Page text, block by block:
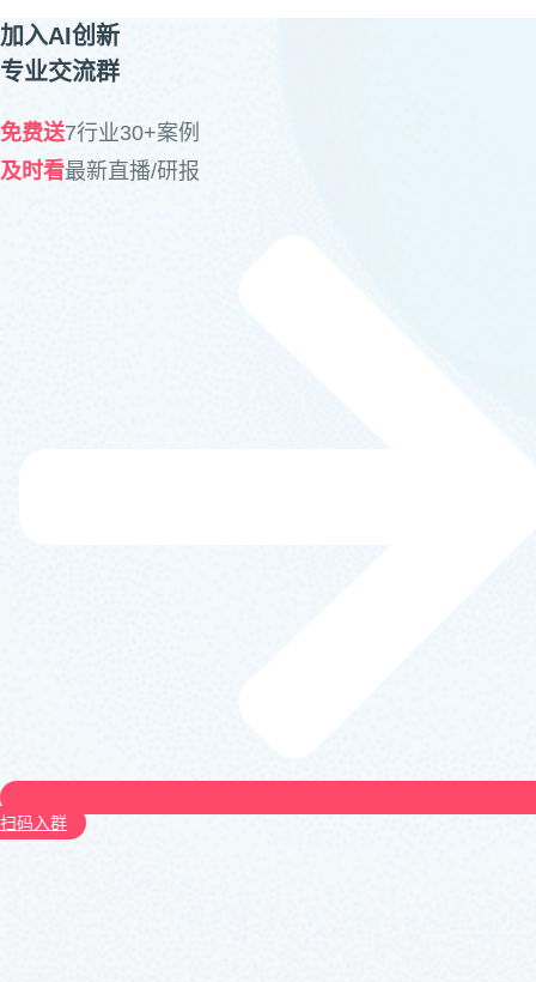
加入AI创新
专业交流群
免费送7行业30+案例
及时看最新直播/研报
扫码入群